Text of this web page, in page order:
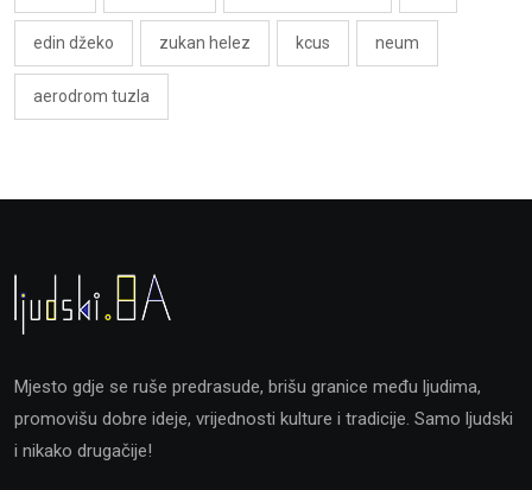
edin džeko zukan helez kcus neum
aerodrom tuzla
Mjesto gdje se ruše predrasude, brišu granice među ljudima,
promovišu dobre ideje, vrijednosti kulture i tradicije. Samo ljudski
i nikako drugačije!